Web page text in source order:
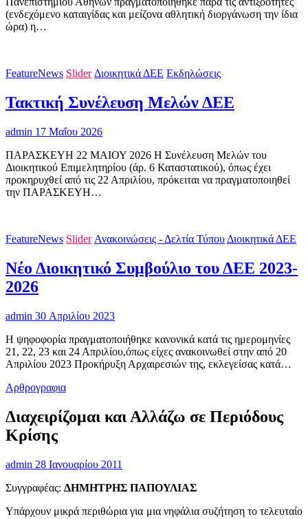
(ενδεχόμενο καταιγίδας και μείζονα αθλητική διοργάνωση την ίδια
ώρα) η…
FeatureNews Slider Διοικητικά ΔΕΕ Εκδηλώσεις
Τακτική Συνέλευση Μελών ΔΕΕ
admin 17 Μαΐου 2026
ΠΑΡΑΣΚΕΥΗ 22 ΜΑΙΟΥ 2026 Η Συνέλευση Μελών του
Διοικητικού Επιμελητηρίου (άρ. 6 Καταστατικού), όπως έχει
προκηρυχθεί από τις 22 Απριλίου, πρόκειται να πραγματοποιηθεί
την ΠΑΡΑΣΚΕΥΗ…
FeatureNews Slider Ανακοινώσεις - Δελτία Τύπου Διοικητικά ΔΕΕ
Νέο Διοικητικό Συμβούλιο του ΔΕΕ 2023-
2026
admin 30 Απριλίου 2023
Η ψηφοφορία πραγματοποιήθηκε κανονικά κατά τις ημερομηνίες
21, 22, 23 και 24 Απριλίου,όπως είχες ανακοινωθεί στην από 20
Απριλίου 2023 Προκήρυξη Αρχαιρεσιών της, εκλεγείσας κατά…
Αρθρογραφια
Διαχειρίζομαι και Αλλάζω σε Περιόδους
Κρίσης
admin 28 Ιανουαρίου 2011
Συγγραφέας: ΔΗΜΗΤΡΗΣ ΠΑΠΟΥΛΙΑΣ
Υπάρχουν μικρά περιθώρια για μια νηφάλια συζήτηση το τελευταίο